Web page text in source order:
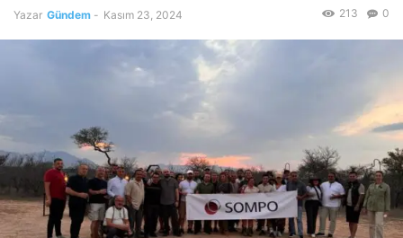
Yazar Gündem - Kasım 23, 2024 0
213